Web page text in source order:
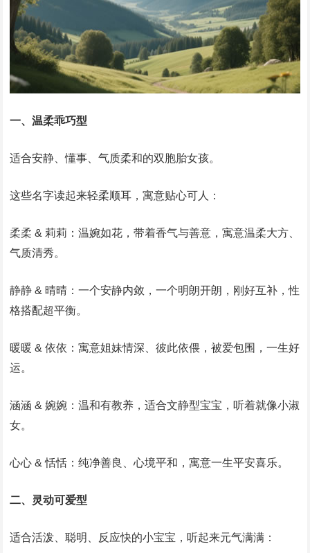
一、温柔乖巧型
适合安静、懂事、气质柔和的双胞胎女孩。
这些名字读起来轻柔顺耳，寓意贴心可人：
柔柔 & 莉莉：温婉如花，带着香气与善意，寓意温柔大方、
气质清秀。
静静 & 晴晴：一个安静内敛，一个明朗开朗，刚好互补，性
格搭配超平衡。
暖暖 & 依依：寓意姐妹情深、彼此依偎，被爱包围，一生好
运。
涵涵 & 婉婉：温和有教养，适合文静型宝宝，听着就像小淑
女。
心心 & 恬恬：纯净善良、心境平和，寓意一生平安喜乐。
二、灵动可爱型
适合活泼、聪明、反应快的小宝宝，听起来元气满满：